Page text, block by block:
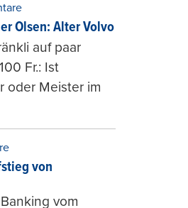
Olsen: Alter Volvo
auf paar
Fr.: Ist
oder Meister im
von
vom